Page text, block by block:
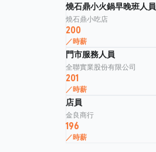
燒石鼎小火鍋早晚班人員
燒石鼎小吃店
200
／時薪
門市服務人員
全聯實業股份有限公司
201
／時薪
店員
金良商行
196
／時薪